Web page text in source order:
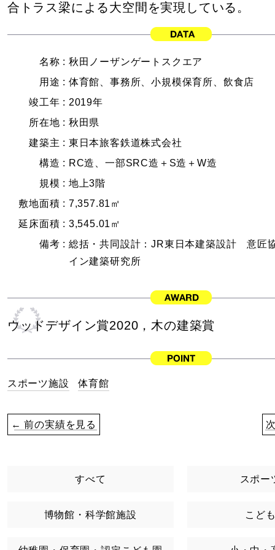
合トラス梁による大空間を実現している。
名称 : 秋田ノーザンゲートスクエア
用途 : 体育館、事務所、小規模保育所、飲食店
竣工年 : 2019年
所在地 : 秋田県
建築主 : 東日本旅客鉄道株式会社
構造 : RC造、一部SRC造＋S造＋W造
規模 : 地上3階
敷地面積 : 7,357.81㎡
延床面積 : 3,545.01㎡
備考 : 総括・共同設計：JR東日本建築設計 意匠
イン建築研究所
ウッドデザイン賞2020，木の建築賞
スポーツ施設 体育館
← 前の実績を見る
すべて スポー
博物館・科学館施設 こど